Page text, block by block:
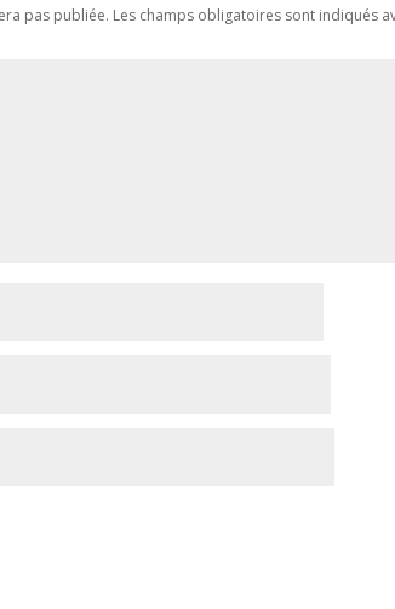
pas publiée. Les champs obligatoires sont indiqués